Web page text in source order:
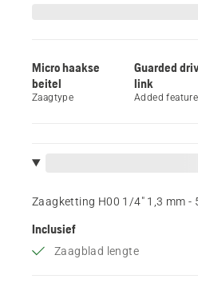
Micro haakse
beitel
Zaagtype
Guarded
link
Added feature
Zaagketting H00 1/4" 1,3 mm -
Inclusief
Zaagblad lengte